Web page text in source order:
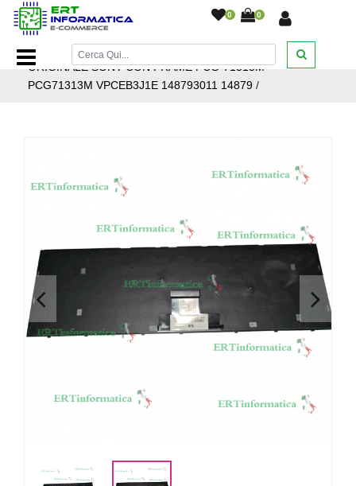
0 0
Home Page/Ricambi Notebook/Tastiere/TASTIERA
ORIGINALE SONY CON FRAME PCG-71313M
PCG71313M VPCEB3J1E 148793011 14879 /
< >